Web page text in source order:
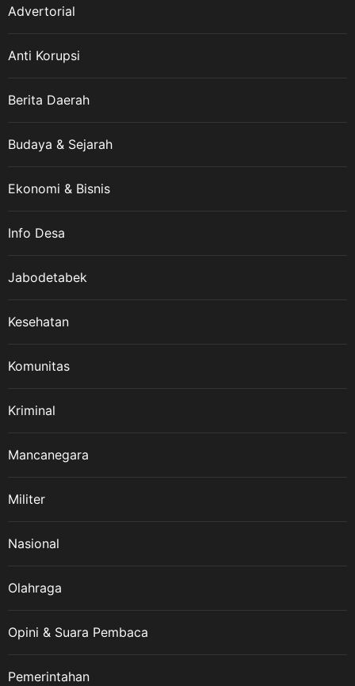
Advertorial
Anti Korupsi
Berita Daerah
Budaya & Sejarah
Ekonomi & Bisnis
Info Desa
Jabodetabek
Kesehatan
Komunitas
Kriminal
Mancanegara
Militer
Nasional
Olahraga
Opini & Suara Pembaca
Pemerintahan